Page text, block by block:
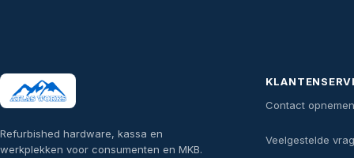
Refurbished hardware, kassa en
werkplekken voor consumenten en MKB.
Contact opnemen
Veelgestelde